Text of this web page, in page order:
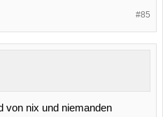
#85
von nix und niemanden